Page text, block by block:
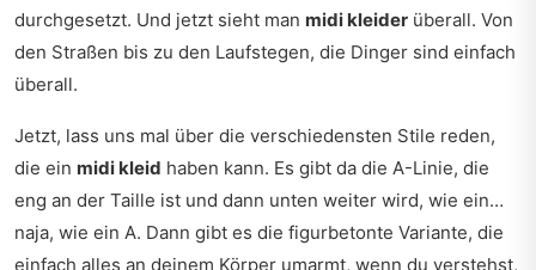
durchgesetzt. Und jetzt sieht man midi kleider überall. Von
den Straßen bis zu den Laufstegen, die Dinger sind einfach
überall.
Jetzt, lass uns mal über die verschiedensten Stile reden,
die ein midi kleid haben kann. Es gibt da die A-Linie, die
eng an der Taille ist und dann unten weiter wird, wie ein…
naja, wie ein A. Dann gibt es die figurbetonte Variante, die
einfach alles an deinem Körper umarmt, wenn du verstehst,